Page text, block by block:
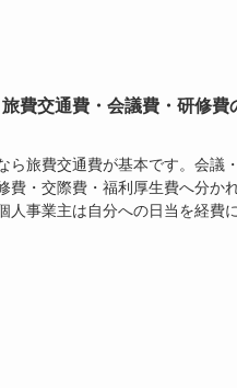
費交通費・会議費・研修費
旅費交通費が基本です。会議
費・交際費・福利厚生費へ分か
人事業主は自分への日当を経費